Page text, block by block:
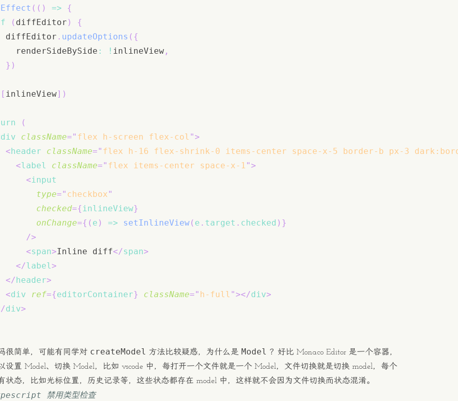
( ( ) =>
{
( diffEditor )
{
diffEditor
. updateOptions ( {
renderSideBySide
: ! inlineView ,
} )
[ inlineView] )
(
div className=" flex h-screen flex-col ">
<header className=" flex h-16 flex-shrink-0 items-center space-x-5 border-b px-3
<label className=" flex items-center space-x-1 ">
<input
type=" checkbox"
checked={ inlineView}
onChange={ ( e ) => setInlineView( e . target . checked ) }
/>
<span>Inline diff</span>
</label >
</header>
<div ref={editorContainer} className=" h-full "></div>
div>
很简单，可能有同学对 createModel 方法比较疑惑，为什么是 Model
？好比 Monaco Editor 是一个容器，
设置 Model、切换 Model，比如 vscode 中，每打开一个文件就是一个 Model，文件切换就是切换 model，每个
状态，比如光标位置，历史记录等，这些状态都存在 model 中，这样就不会因为文件切换而状态混淆。
禁用类型检查